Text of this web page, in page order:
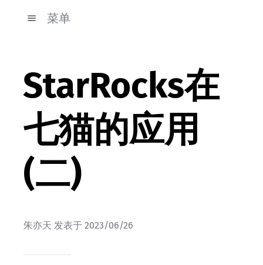
菜单
StarRocks在
七猫的应用
(二)
朱亦天 发表于 2023/06/26